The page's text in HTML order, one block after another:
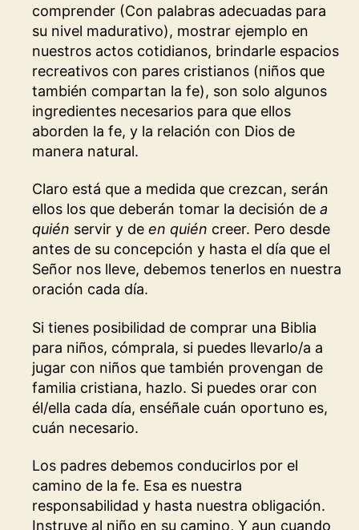
comprender (Con palabras adecuadas para
su nivel madurativo), mostrar ejemplo en
nuestros actos cotidianos, brindarle espacios
recreativos con pares cristianos (niños que
también compartan la fe), son solo algunos
ingredientes necesarios para que ellos
aborden la fe, y la relación con Dios de
manera natural.
Claro está que a medida que crezcan, serán
ellos los que deberán tomar la decisión dea
quién servir y deen quién creer. Pero desde
antes de su concepción y hasta el día que el
Señor nos lleve, debemos tenerlos en nuestra
oración cada día.
Si tienes posibilidad de comprar una Biblia
para niños, cómprala, si puedes llevarlo/a a
jugar con niños que también provengan de
familia cristiana, hazlo. Si puedes orar con
él/ella cada día, enséñale cuán oportuno es,
cuán necesario.
Los padres debemos conducirlos por el
camino de la fe. Esa es nuestra
responsabilidad y hasta nuestra obligación.
Instruye al niño en su camino, Y aun cuando